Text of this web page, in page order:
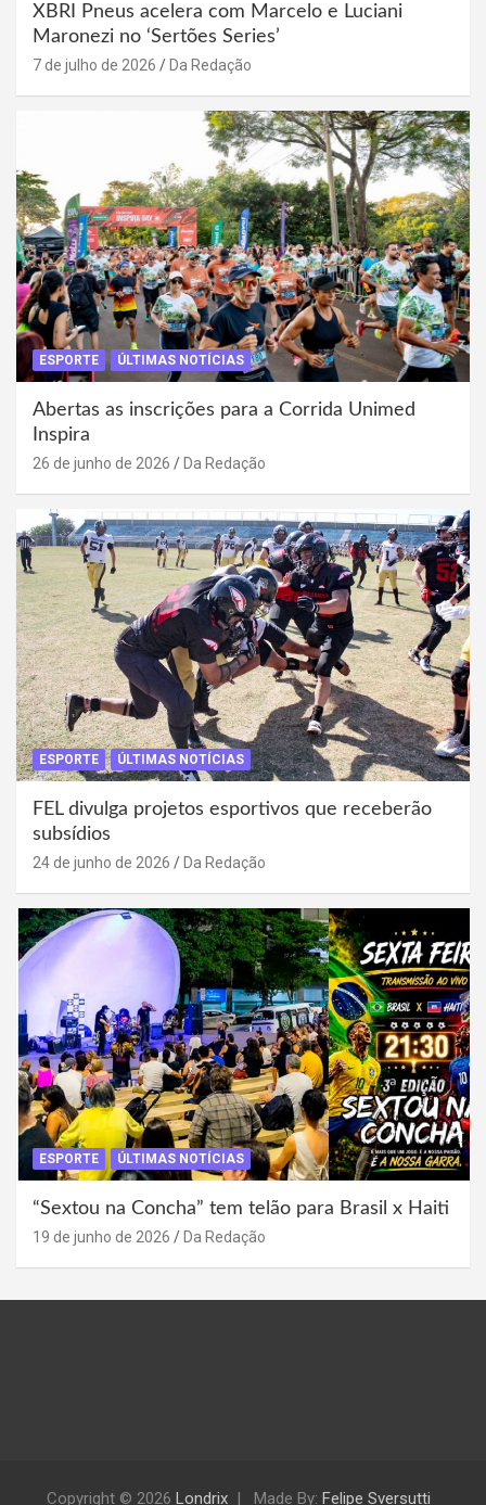
XBRI Pneus acelera com Marcelo e Luciani
Maronezi no ‘Sertões Series’
7 de julho de 2026 Da Redação
ESPORTE ÚLTIMAS NOTÍCIAS
Abertas as inscrições para a Corrida Unimed
Inspira
26 de junho de 2026 Da Redação
ESPORTE ÚLTIMAS NOTÍCIAS
FEL divulga projetos esportivos que receberão
subsídios
24 de junho de 2026 Da Redação
ESPORTE ÚLTIMAS NOTÍCIAS
“Sextou na Concha” tem telão para Brasil x Haiti
19 de junho de 2026 Da Redação
Copyright © 2026 Londrix Made By: Felipe Sversutti